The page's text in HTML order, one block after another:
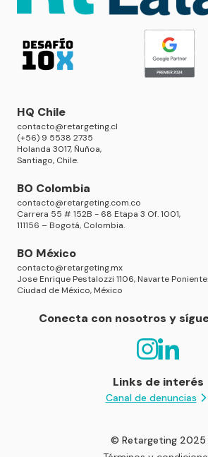
HQ Chile
contacto@retargeting.cl
(+56) 9 5538 2735
Holanda 3017, Ñuñoa,
Santiago, Chile.
BO Colombia
contacto@retargeting.com.co
Carrera 55 # 152B - 68 Etapa 3 Of. 1001,
111156 – Bogotá, Colombia.
BO México
contacto@retargeting.mx
Jose Enrique Pestalozzi 1106, Navarte
Ciudad de México, México
Conecta con nosotros y
Links de interés
Canal de denuncias
© Retargeting 2025